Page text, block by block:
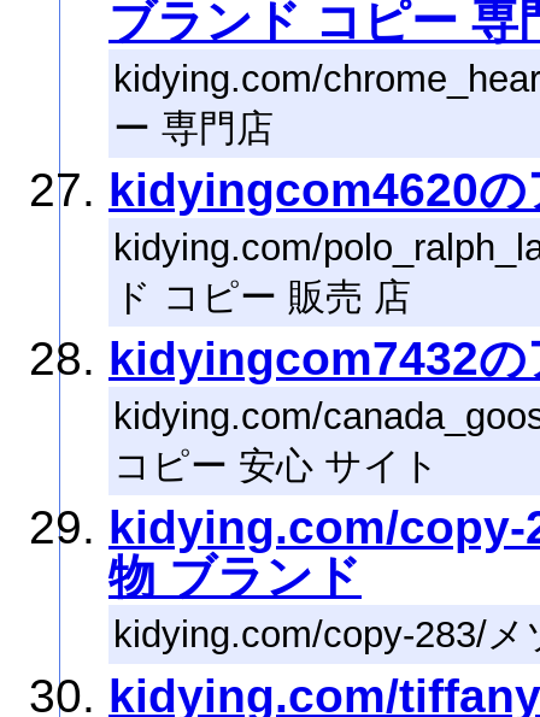
ブランド コピー 専
kidying.com/
ー 専門店
kidyingcom4620の
kidying.com/
ド コピー 販売 店
kidyingcom7432の
kidying.com/
コピー 安心 サイト
kidying.com/copy-
物 ブランド
kidying.com/copy-283/
kidying.com/